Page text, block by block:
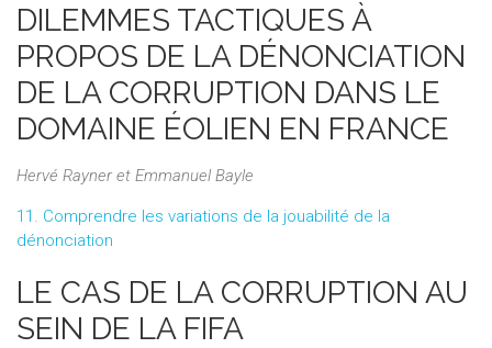
DILEMMES TACTIQUES À
PROPOS DE LA DÉNONCIATION
DE LA CORRUPTION DANS LE
DOMAINE ÉOLIEN EN FRANCE
Hervé Rayner et Emmanuel Bayle
11. Comprendre les variations de la jouabilité de la
dénonciation
LE CAS DE LA CORRUPTION AU
SEIN DE LA FIFA